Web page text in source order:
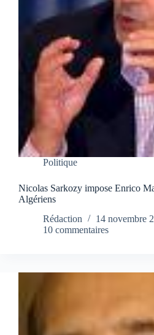
Politique
Nicolas Sarkozy impose Enrico
Algériens
Rédaction
14 novembre
10 commentaires